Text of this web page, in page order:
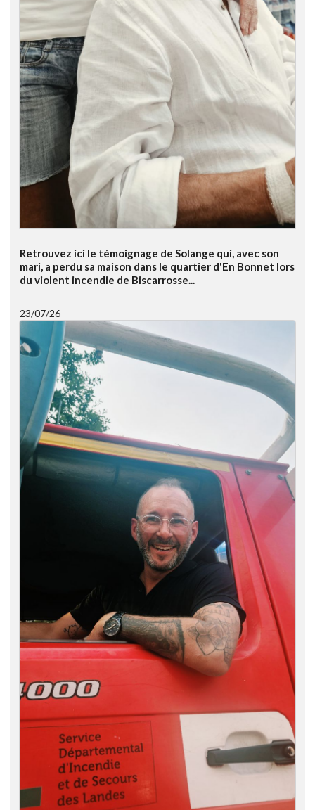
Retrouvez ici le témoignage de Solange qui, avec son
mari, a perdu sa maison dans le quartier d'En Bonnet lors
du violent incendie de Biscarrosse...
23/07/26